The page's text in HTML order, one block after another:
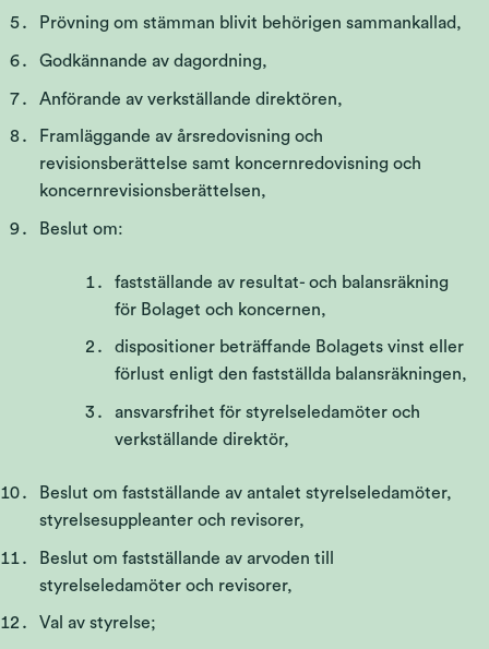
Prövning om stämman blivit behörigen sammankallad,
Godkännande av dagordning,
Anförande av verkställande direktören,
Framläggande av årsredovisning och
revisionsberättelse samt koncernredovisning och
koncernrevisionsberättelsen,
Beslut om:
fastställande av resultat- och balansräkning
för Bolaget och koncernen,
dispositioner beträffande Bolagets vinst eller
förlust enligt den fastställda balansräkningen,
ansvarsfrihet för styrelseledamöter och
verkställande direktör,
Beslut om fastställande av antalet styrelseledamöter,
styrelsesuppleanter och revisorer,
Beslut om fastställande av arvoden till
styrelseledamöter och revisorer,
Val av styrelse;